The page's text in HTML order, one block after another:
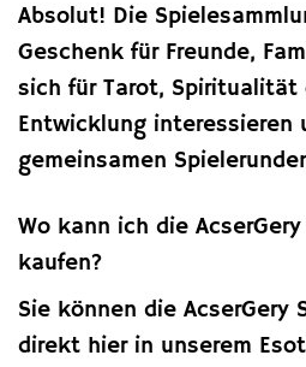
Absolut! Die
Geschenk für Freunde,
sich für Tarot, Spiritualität
Entwicklung interessieren
gemeinsamen
Wo kann ich die
kaufen?
Sie können die AcserGery
direkt hier in unserem